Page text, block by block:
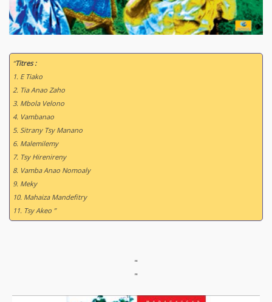
“Titres :
1. E Tiako
2. Tia Anao Zaho
3. Mbola Velono
4. Vambanao
5. Sitrany Tsy Manano
6. Malemilemy
7. Tsy Hirenireny
8. Vamba Anao Nomoaly
9. Meky
10. Mahaiza Mandefitry
11. Tsy Akeo ”
"
"